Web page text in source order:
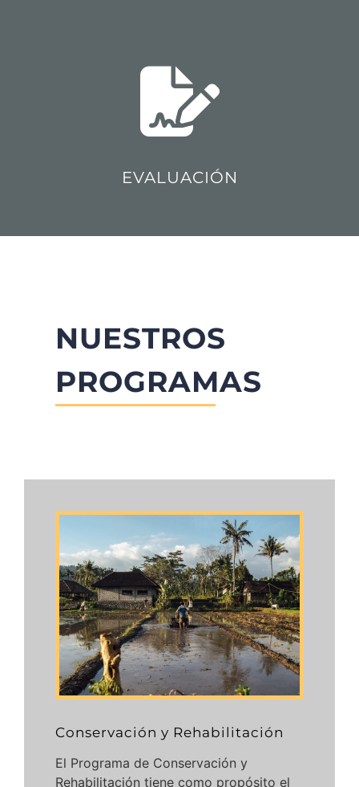
EVALUACIÓN
NUESTROS
PROGRAMAS
Conservación y Rehabilitación
El Programa de Conservación y
Rehabilitación tiene como propósito el